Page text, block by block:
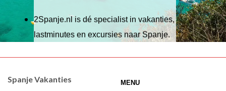
2Spanje.nl is dé specialist in vakanties,
lastminutes en excursies naar Spanje.
Wij hebben een breed scala aan
of je nu wilt relaxen op het strand,
Spanje Vakanties MENU